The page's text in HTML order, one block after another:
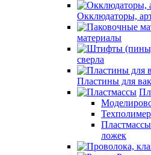
Окклюдаторы,
материалы
сверла
Пластины для
ложек